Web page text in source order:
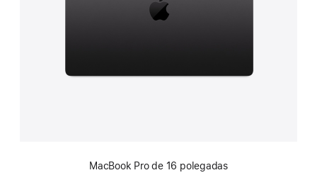
MacBook Pro de 16 polegadas